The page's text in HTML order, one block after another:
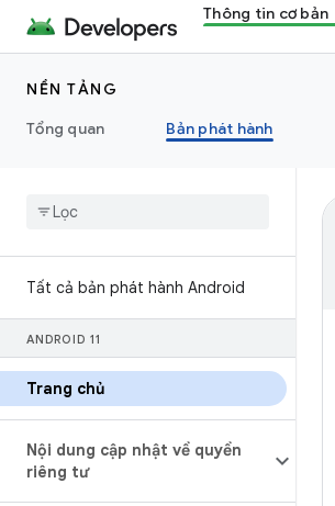
Thông tin cơ bản
NỀN TẢNG
Tổng quan
Bản phát hành
Tất cả bản phát hành Android
ANDROID 11
Trang chủ
Nội dung cập nhật về quyền
riêng tư